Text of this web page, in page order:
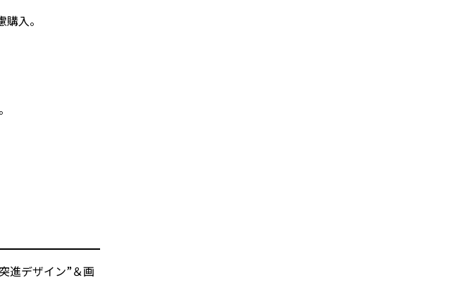
入。
進デザイン”＆画